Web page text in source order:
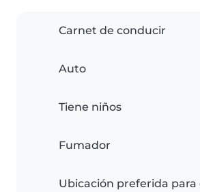
Carnet de conducir
Auto
Tiene niños
Fumador
Ubicación preferida para